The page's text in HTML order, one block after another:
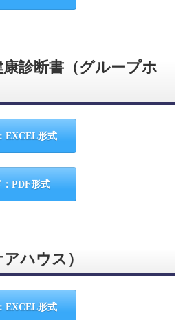
診断書（グループホ
EXCEL形式
PDF形式
ハウス）
EXCEL形式